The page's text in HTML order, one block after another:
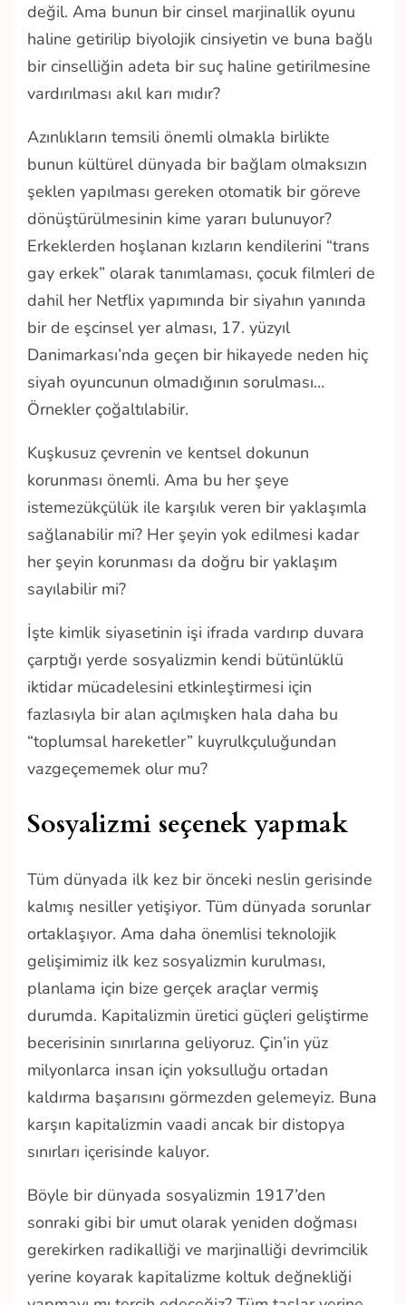
değil. Ama bunun bir cinsel marjinallik oyunu
haline getirilip biyolojik cinsiyetin ve buna bağlı
bir cinselliğin adeta bir suç haline getirilmesine
vardırılması akıl karı mıdır?
Azınlıkların temsili önemli olmakla birlikte
bunun kültürel dünyada bir bağlam olmaksızın
şeklen yapılması gereken otomatik bir göreve
dönüştürülmesinin kime yararı bulunuyor?
Erkeklerden hoşlanan kızların kendilerini “trans
gay erkek” olarak tanımlaması, çocuk filmleri de
dahil her Netflix yapımında bir siyahın yanında
bir de eşcinsel yer alması, 17. yüzyıl
Danimarkası’nda geçen bir hikayede neden hiç
siyah oyuncunun olmadığının sorulması…
Örnekler çoğaltılabilir.
Kuşkusuz çevrenin ve kentsel dokunun
korunması önemli. Ama bu her şeye
istemezükçülük ile karşılık veren bir yaklaşımla
sağlanabilir mi? Her şeyin yok edilmesi kadar
her şeyin korunması da doğru bir yaklaşım
sayılabilir mi?
İşte kimlik siyasetinin işi ifrada vardırıp duvara
çarptığı yerde sosyalizmin kendi bütünlüklü
iktidar mücadelesini etkinleştirmesi için
fazlasıyla bir alan açılmışken hala daha bu
“toplumsal hareketler” kuyrulkçuluğundan
vazgeçememek olur mu?
Sosyalizmi seçenek yapmak
Tüm dünyada ilk kez bir önceki neslin gerisinde
kalmış nesiller yetişiyor. Tüm dünyada sorunlar
ortaklaşıyor. Ama daha önemlisi teknolojik
gelişimimiz ilk kez sosyalizmin kurulması,
planlama için bize gerçek araçlar vermiş
durumda. Kapitalizmin üretici güçleri geliştirme
becerisinin sınırlarına geliyoruz. Çin’in yüz
milyonlarca insan için yoksulluğu ortadan
kaldırma başarısını görmezden gelemeyiz. Buna
karşın kapitalizmin vaadi ancak bir distopya
sınırları içerisinde kalıyor.
Böyle bir dünyada sosyalizmin 1917’den
sonraki gibi bir umut olarak yeniden doğması
gerekirken radikalliği ve marjinalliği devrimcilik
yerine koyarak kapitalizme koltuk değnekliği